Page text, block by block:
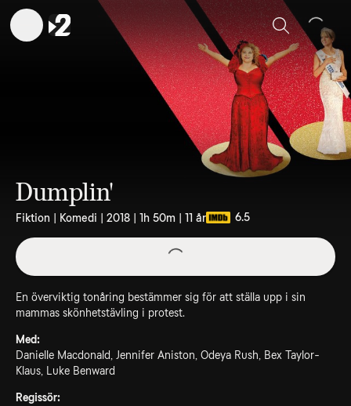
Sök
Dumplin'
Fiktion | Komedi | 2018 | 1h 50m | 11 år 6.5
En överviktig tonåring bestämmer sig för att ställa upp i sin
mammas skönhetstävling i protest.
Med:
Danielle Macdonald, Jennifer Aniston, Odeya Rush, Bex Taylor-
Klaus, Luke Benward
Regissör: